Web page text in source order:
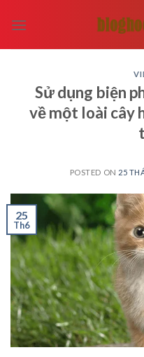
Sử dụng biện
về một loài cây
POSTED ON 25
25
Th6